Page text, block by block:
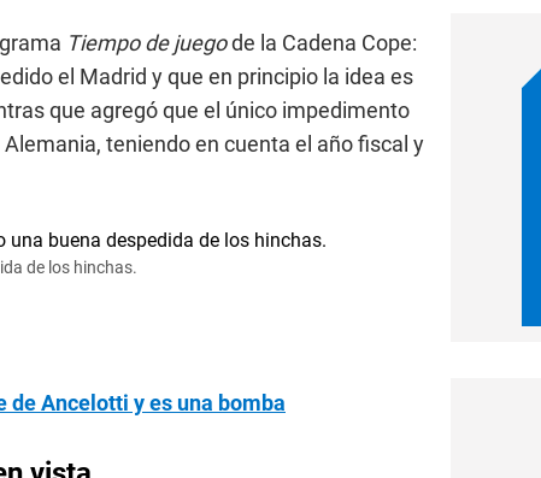
Tiempo de juegode la Cadena Cope:
el Madrid y que en principio la idea es
que agregó que el único impedimento
teniendo en cuenta el año fiscal y
de los hinchas.
Ancelotti y es una bomba